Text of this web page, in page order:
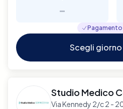
-
Pagamento
Scegli giorno
Studio Medico
Via Kennedy 2/c 2 -